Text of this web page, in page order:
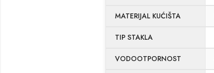
MATERIJAL KUĆIŠTA
TIP STAKLA
VODOOTPORNOST